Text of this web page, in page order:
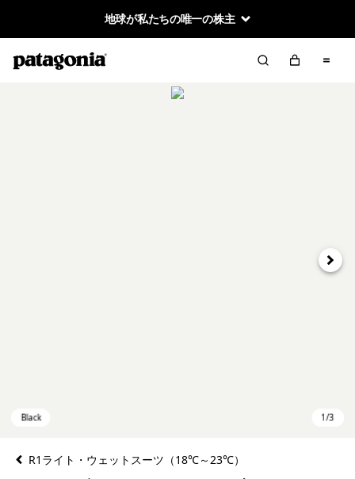
地球が私たちの唯一の株主
次へ
R1ライト・ウェットスーツ（18℃～23℃）